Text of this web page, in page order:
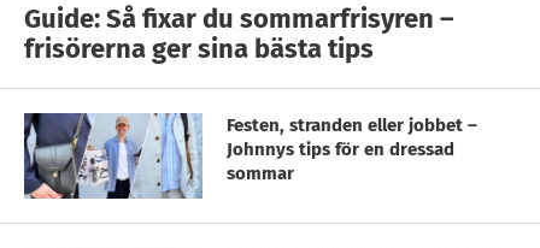
Guide: Så fixar du sommarfrisyren –
frisörerna ger sina bästa tips
Festen, stranden eller jobbet –
Johnnys tips för en dressad
sommar